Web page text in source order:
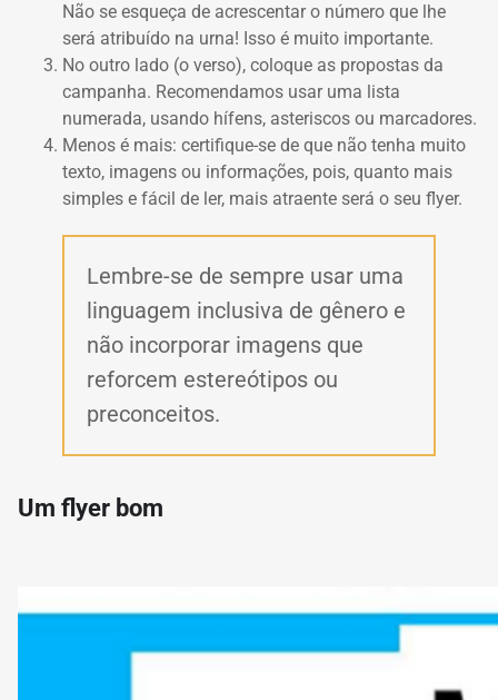
Não se esqueça de acrescentar o número que lhe
será atribuído na urna! Isso é muito importante.
No outro lado (o verso), coloque as propostas da
campanha. Recomendamos usar uma lista
numerada, usando hífens, asteriscos ou marcadores.
Menos é mais: certifique-se de que não tenha muito
texto, imagens ou informações, pois, quanto mais
simples e fácil de ler, mais atraente será o seu flyer.
Lembre-se de sempre usar uma
linguagem inclusiva de gênero e
não incorporar imagens que
reforcem estereótipos ou
preconceitos.
Um flyer bom